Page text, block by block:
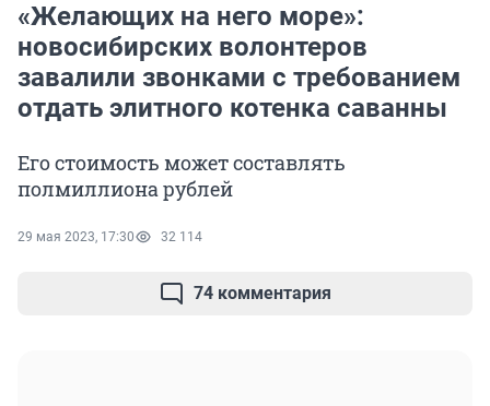
«Желающих на него море»:
новосибирских волонтеров
завалили звонками с требованием
отдать элитного котенка саванны
Его стоимость может составлять
полмиллиона рублей
29 мая 2023, 17:30 32 114
74 комментария